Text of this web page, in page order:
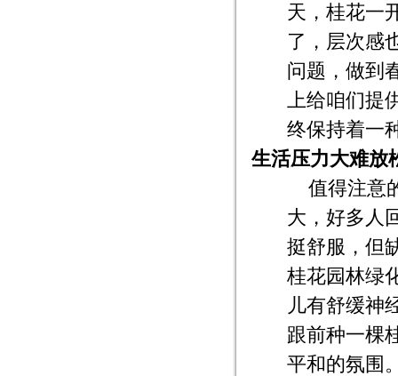
天，桂花一
了，层次感
问题，做到
上给咱们提
终保持着一
生活压力大难放
值得注意
大，好多人
挺舒服，但
桂花园林绿
儿有舒缓神
跟前种一棵
平和的氛围